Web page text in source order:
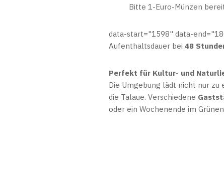
Bitte 1-Euro-Münzen
data-start="1598" data-
Aufenthaltsdauer bei 48
Perfekt für Kultur- und
Die Umgebung lädt nicht nur zu
die Talaue. Verschiedene
oder ein Wochenende im